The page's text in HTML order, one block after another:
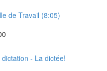
de Travail (8:05)
- La dictée!